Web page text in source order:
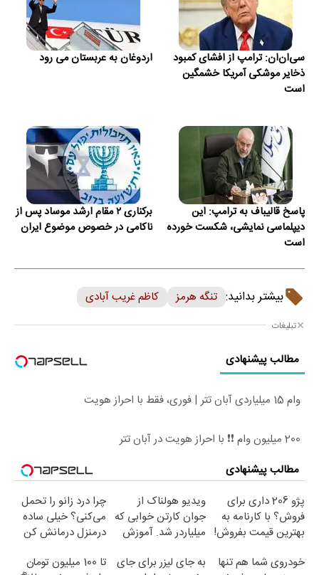
سی‌ان‌ان: ترامپ از افشای کمبود
ذخایر موشکی آمریکا خشمگین
است
اردوغان به عربستان می رود
پاسخ قالیباف به ترامپ: این
دیپلماسی نمایشی، شکست خورده
است
برکناری ۲ مقام ارشد موساد پس از
ناکامی در خصوص موضوع ایران
بیشتر بدانید: تنگه هرمز کاظم غریب آبادی
تبلیغات
مطالب پیشنهادی
وام 15 میلیاردی آبان تتر | فوری، فقط با احراز هویت
200 میلیون وام ❗❗ با احراز هویت در آبان تتر
مطالب پیشنهادی
پژو 206 داری برای
فروش؟ با کارنامه به
بهترین قیمت بفروش!
ویدیو هولناک از
جوان کارتن خوابی که
میلیاردر شد. آموزش
چرا درد زانو را تحمل
می‌کنی؟ خیلی ساده
درمنزل درمانش کن
خودروی شما هم تنها
به جای لیزر برای جای
تا 100 میلیون تومان